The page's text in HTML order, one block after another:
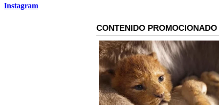
Instagram